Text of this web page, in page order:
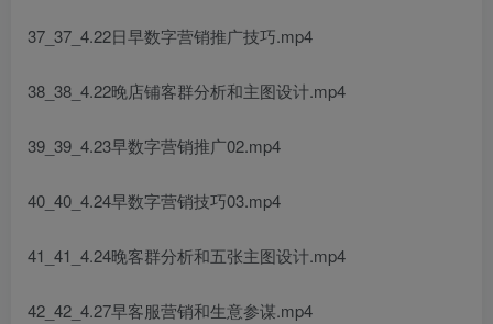
37_37_4.22日早数字营销推广技巧.mp4
38_38_4.22晚店铺客群分析和主图设计.mp4
39_39_4.23早数字营销推广02.mp4
40_40_4.24早数字营销技巧03.mp4
41_41_4.24晚客群分析和五张主图设计.mp4
42_42_4.27早客服营销和生意参谋.mp4